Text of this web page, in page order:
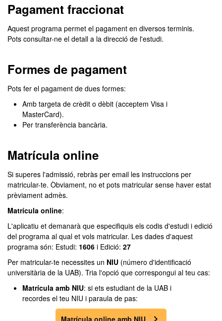
Pagament fraccionat
Aquest programa permet el pagament en diversos terminis.
Pots consultar-ne el detall a la direcció de l'estudi.
Formes de pagament
Pots fer el pagament de dues formes:
Amb targeta de crèdit o dèbit (acceptem Visa i
MasterCard).
Per transferència bancària.
Matrícula online
Si superes l'admissió, rebràs per email les instruccions per
matricular-te. Òbviament, no et pots matricular sense haver estat
prèviament admès.
Matrícula online:
L'aplicatiu et demanarà que especifiquis els codis d'estudi i edició
del programa al qual et vols matricular. Les dades d'aquest
programa són: Estudi: 1606 i Edició: 27
Per matricular-te necessites un NIU (número d'identificació
universitària de la UAB). Tria l'opció que correspongui al teu cas:
Matrícula amb NIU: si ets estudiant de la UAB i
recordes el teu NIU i paraula de pas:
Matrícula online amb NIU